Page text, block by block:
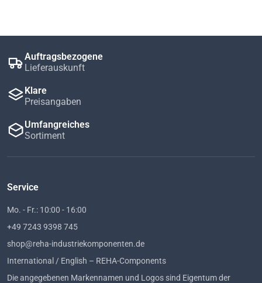
Auftragsbezogene
Lieferauskunft
Klare
Preisangaben
Umfangreiches
Sortiment
Service
Mo. - Fr.: 10:00 - 16:00
+49 7243 9398 745
shop@reha-industriekomponenten.de
International / English – REHA-Components
Die angegebenen Markennamen und Logos sind Eigentum der